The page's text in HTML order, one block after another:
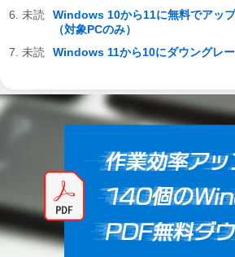
Windows 10から11に無料でアッ
（対象PCのみ）
Windows 11から10にダウングレ